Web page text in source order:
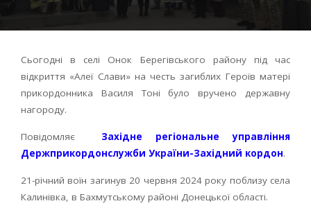
Сьогодні в селі Онок Берегівського району під час
відкриття «Алеї Слави» на честь загиблих Героїв матері
прикордонника Василя Тоні було вручено державну
нагороду.
Повідомляє Західне регіональне управління
Держприкордонслужби України-Західний кордон.
21-річний воїн загинув 20 червня 2024 року поблизу села
Калинівка, в Бахмутському районі Донецької області.